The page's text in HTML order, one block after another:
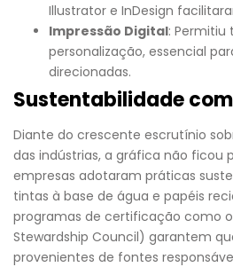
Illustrator e InDesign
Impressão Digital: Permitiu
personalização, essencial
direcionadas.
Sustentabilidade
Diante do crescente escrutínio
das indústrias, a gráfica não ficou
empresas adotaram práticas
tintas à base de água e papéis
programas de certificação como o
Stewardship Council) garantem
provenientes de fontes